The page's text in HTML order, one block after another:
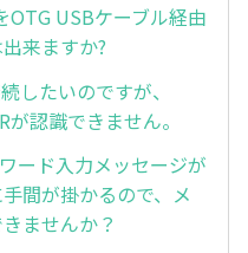
USBケーブル経由
来ますか?
たいのですが、
認識できません。
ード入力メッセージが
間が掛かるので、メ
ませんか？